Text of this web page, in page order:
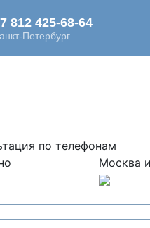
по телефонам
Москва